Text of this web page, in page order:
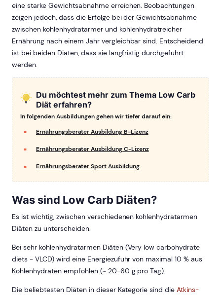
eine starke Gewichtsabnahme erreichen. Beobachtungen
zeigen jedoch, dass die Erfolge bei der Gewichtsabnahme
zwischen kohlenhydratarmer und kohlenhydratreicher
Ernährung nach einem Jahr vergleichbar sind. Entscheidend
ist bei beiden Diäten, dass sie langfristig durchgeführt
werden.
Du möchtest mehr zum Thema Low Carb
Diät erfahren?
In folgenden Ausbildungen gehen wir tiefer darauf ein:
Ernährungsberater Ausbildung B-Lizenz
Ernährungsberater Ausbildung C-Lizenz
Ernährungsberater Sport Ausbildung
Was sind Low Carb Diäten?
Es ist wichtig, zwischen verschiedenen kohlenhydratarmen
Diäten zu unterscheiden.
Bei sehr kohlenhydratarmen Diäten (Very low carbohydrate
diets - VLCD) wird eine Energiezufuhr von maximal 10 % aus
Kohlenhydraten empfohlen (~ 20-60 g pro Tag).
Die beliebtesten Diäten in dieser Kategorie sind dieAtkins-